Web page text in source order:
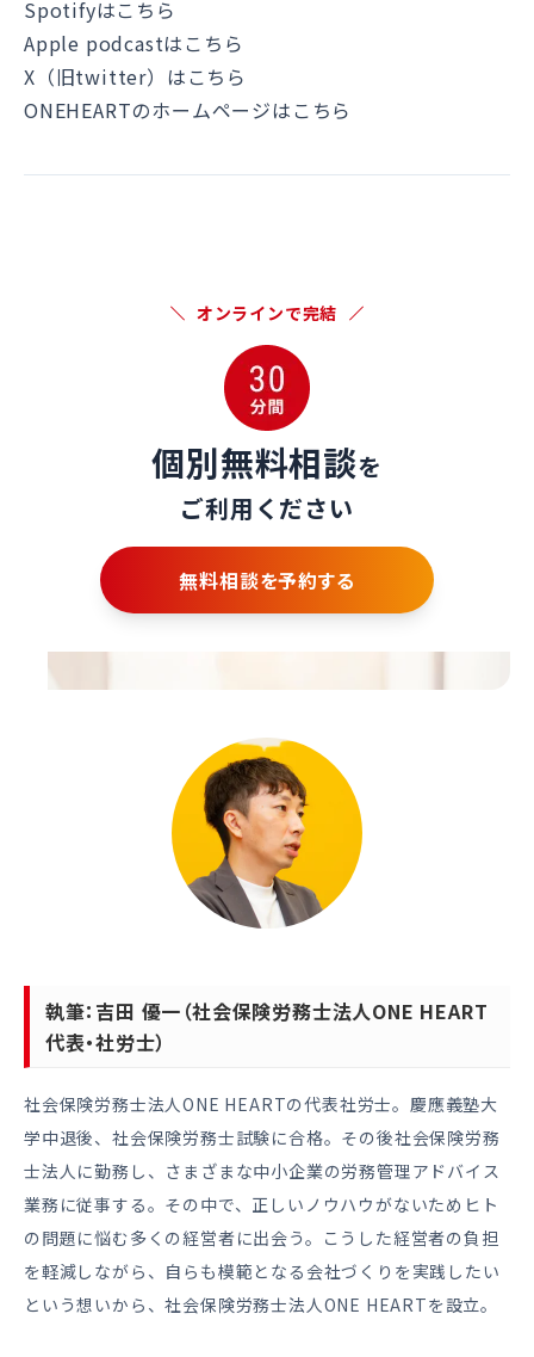
Spotifyはこちら
Apple podcastはこちら
X（旧twitter）はこちら
ONEHEARTのホームページはこちら
オンラインで完結
個別無料相談を
ご利用ください
無料相談を予約する
執筆：吉田 優一（社会保険労務士法人ONE HEART
代表・社労士）
社会保険労務士法人ONE HEARTの代表社労士。慶應義塾大
学中退後、社会保険労務士試験に合格。その後社会保険労務
士法人に勤務し、さまざまな中小企業の労務管理アドバイス
業務に従事する。その中で、正しいノウハウがないためヒト
の問題に悩む多くの経営者に出会う。こうした経営者の負担
を軽減しながら、自らも模範となる会社づくりを実践したい
という想いから、社会保険労務士法人ONE HEARTを設立。